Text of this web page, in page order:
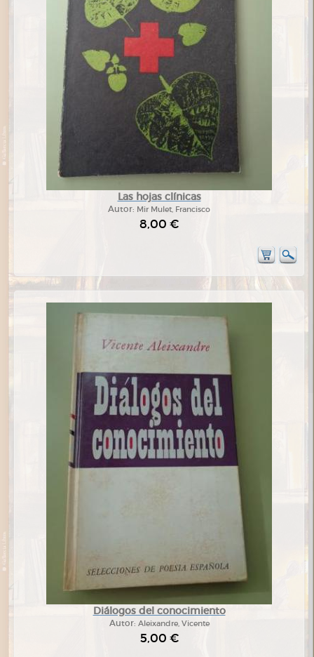
Las hojas clínicas
Autor: Mir Mulet, Francisco
8,00 €
Diálogos del conocimiento
Autor: Aleixandre, Vicente
5,00 €